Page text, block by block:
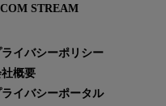
STREAM
ライバシーポリシー
概要
ライバシーポータル